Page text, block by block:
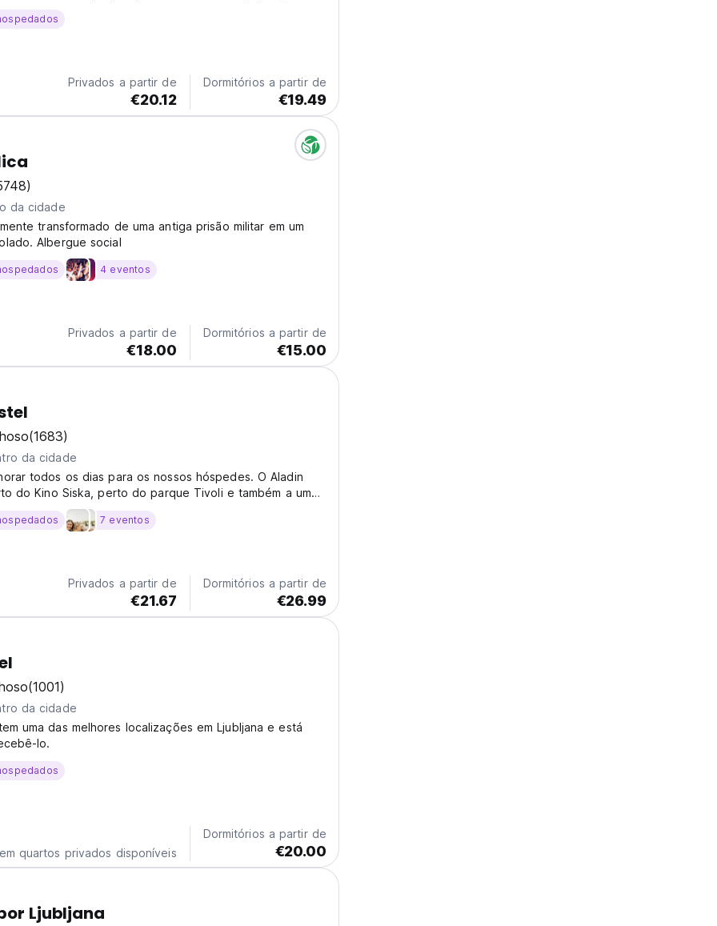
outras atracções estão apenas a um passo do nosso
AdHoc Hostel oferece-lhe: - Quartos...
Privados a partir de
€20.12
Dormitórios a partir de
€19.49
da cidade
transformado de uma antiga prisão militar em um
Albergue social
4 eventos
Privados a partir de
€18.00
Dormitórios a partir de
€15.00
(1683)
da cidade
todos os dias para os nossos hóspedes. O Aladin
do Kino Siska, perto do parque Tivoli e também a uma
a pé da estação de comboios/autocarros ou do centro da
*É possível fazer check-in...
7 eventos
Privados a partir de
€21.67
Dormitórios a partir de
€26.99
(1001)
da cidade
uma das melhores localizações em Ljubljana e está
lo.
quartos privados disponíveis
Dormitórios a partir de
€20.00
Ljubljana